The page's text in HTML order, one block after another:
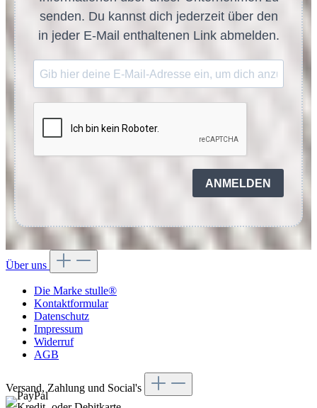
senden. Du kannst dich jederzeit über den
in jeder E-Mail enthaltenen Link abmelden.
ANMELDEN
Über uns
Die Marke stulle®
Kontaktformular
Datenschutz
Impressum
Widerruf
AGB
Versand, Zahlung und Social's